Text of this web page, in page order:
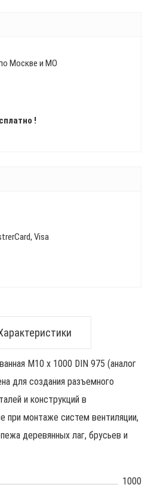
Москве и МО
!
Visa
М10 х 1000 DIN 975 (аналог
для создания разъемного
и конструкций в
при монтаже систем вентиляции,
деревянных лаг, брусьев и
1000